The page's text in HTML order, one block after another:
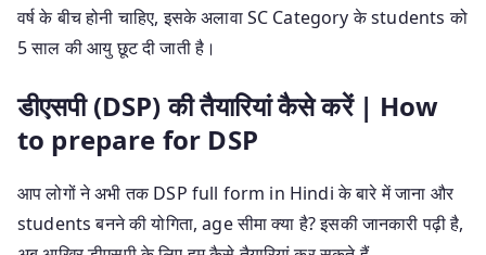
वर्ष के बीच होनी चाहिए, इसके अलावा SC Category के students को
5 साल की आयु छूट दी जाती है।
डीएसपी (DSP) की तैयारियां कैसे करें | How
to prepare for DSP
आप लोगों ने अभी तक DSP full form in Hindi के बारे में जाना और
students बनने की योगिता, age सीमा क्या है? इसकी जानकारी पढ़ी है,